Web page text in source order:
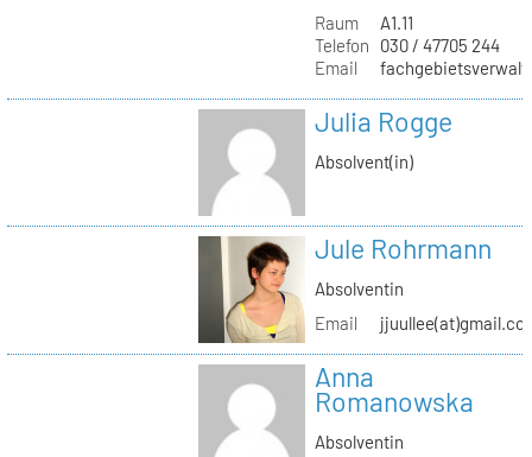
Raum
A1.11
Telefon
030 / 47705 244
Email
Julia Rogge
Absolvent(in)
Jule Rohrmann
Absolventin
Email
Anna
Romanowska
Absolventin